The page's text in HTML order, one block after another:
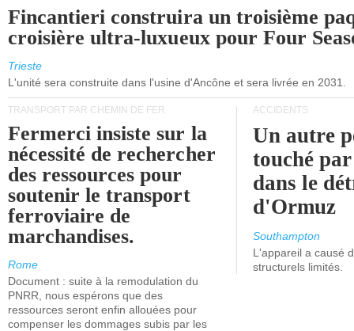
Fincantieri construira un troisième
croisière ultra-luxueux pour Four
Trieste
L'unité sera construite dans l'usine d'Ancône et sera livrée en 2031.
TRANSPORT PAR CHEMIN DE FER
Fermerci insiste sur la
nécessité de rechercher
des ressources pour
soutenir le transport
ferroviaire de
marchandises.
Rome
Document : suite à la remodulation du
PNRR, nous espérons que des
ressources seront enfin allouées pour
compenser les dommages subis par les
ACCIDENTS
Un autre
touché
dans le
d'Ormuz
Southampton
L'appareil a causé
structurels limités.